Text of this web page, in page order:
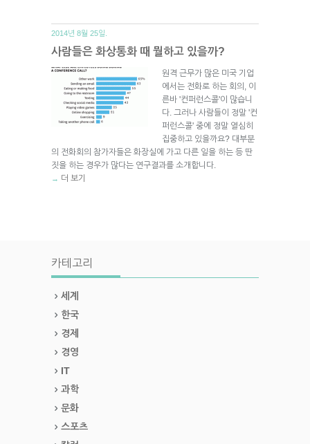
2014년 8월 25일.
사람들은 화상통화 때 뭘하고 있을까?
원격 근무가 많은 미국 기업
에서는 전화로 하는 회의, 이
른바 '컨퍼런스콜'이 많습니
다. 그러나 사람들이 정말 '컨
퍼런스콜' 중에 정말 열심히
집중하고 있을까요? 대부분
의 전화회의 참가자들은 화장실에 가고 다른 일을 하는 등 딴
짓을 하는 경우가 많다는 연구결과를 소개합니다.
→ 더 보기
카테고리
세계
한국
경제
경영
IT
과학
문화
스포츠